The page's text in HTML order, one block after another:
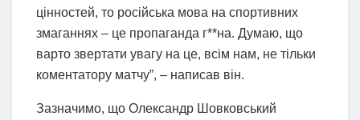
цінностей, то російська мова на спортивних
змаганнях – це пропаганда г**на. Думаю, що
варто звертати увагу на це, всім нам, не тільки
коментатору матчу”, – написав він.
Зазначимо, що Олександр Шовковський